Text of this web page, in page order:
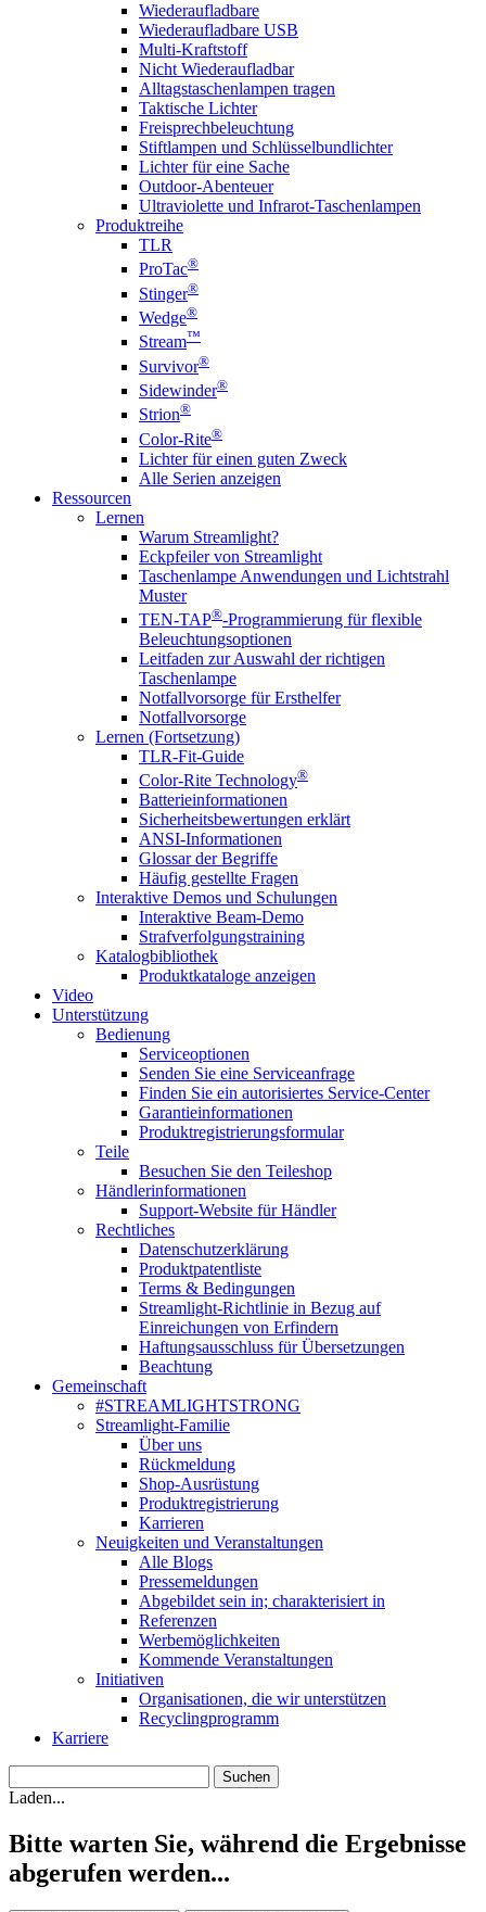
Wiederaufladbare
Wiederaufladbare USB
Multi-Kraftstoff
Nicht Wiederaufladbar
Alltagstaschenlampen tragen
Taktische Lichter
Freisprechbeleuchtung
Stiftlampen und Schlüsselbundlichter
Lichter für eine Sache
Outdoor-Abenteuer
Ultraviolette und Infrarot-Taschenlampen
Produktreihe
TLR
ProTac®
Stinger®
Wedge®
Stream™
Survivor®
Sidewinder®
Strion®
Color-Rite®
Lichter für einen guten Zweck
Alle Serien anzeigen
Ressourcen
Lernen
Warum Streamlight?
Eckpfeiler von Streamlight
Taschenlampe Anwendungen und Lichtstrahl
Muster
TEN-TAP®-Programmierung für flexible
Beleuchtungsoptionen
Leitfaden zur Auswahl der richtigen
Taschenlampe
Notfallvorsorge für Ersthelfer
Notfallvorsorge
Lernen (Fortsetzung)
TLR-Fit-Guide
Color-Rite Technology®
Batterieinformationen
Sicherheitsbewertungen erklärt
ANSI-Informationen
Glossar der Begriffe
Häufig gestellte Fragen
Interaktive Demos und Schulungen
Interaktive Beam-Demo
Strafverfolgungstraining
Katalogbibliothek
Produktkataloge anzeigen
Video
Unterstützung
Bedienung
Serviceoptionen
Senden Sie eine Serviceanfrage
Finden Sie ein autorisiertes Service-Center
Garantieinformationen
Produktregistrierungsformular
Teile
Besuchen Sie den Teileshop
Händlerinformationen
Support-Website für Händler
Rechtliches
Datenschutzerklärung
Produktpatentliste
Terms & Bedingungen
Streamlight-Richtlinie in Bezug auf
Einreichungen von Erfindern
Haftungsausschluss für Übersetzungen
Beachtung
Gemeinschaft
#STREAMLIGHTSTRONG
Streamlight-Familie
Über uns
Rückmeldung
Shop-Ausrüstung
Produktregistrierung
Karrieren
Neuigkeiten und Veranstaltungen
Alle Blogs
Pressemeldungen
Abgebildet sein in; charakterisiert in
Referenzen
Werbemöglichkeiten
Kommende Veranstaltungen
Initiativen
Organisationen, die wir unterstützen
Recyclingprogramm
Karriere
Laden...
Bitte warten Sie, während die Ergebnisse
abgerufen werden...